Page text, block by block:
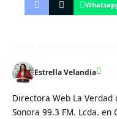
Estrella Velandia
Directora Web La Verdad
Sonora 99.3 FM. Lcda. en